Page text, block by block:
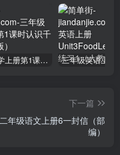
三年级数学上册第1课时认识千克（苏教版）
下一篇
二年级语文上册6一封信（部
编）